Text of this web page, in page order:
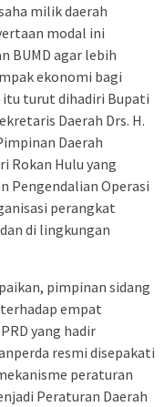
milik daerah
modal ini
BUMD agar lebih
ekonomi bagi
itu turut dihadiri Bupati
Daerah Drs. H.
Daerah
Rokan Hulu yang
Pengendalian Operasi
perangkat
di lingkungan
pimpinan sidang
empat
yang hadir
resmi disepakati
peraturan
Peraturan Daerah